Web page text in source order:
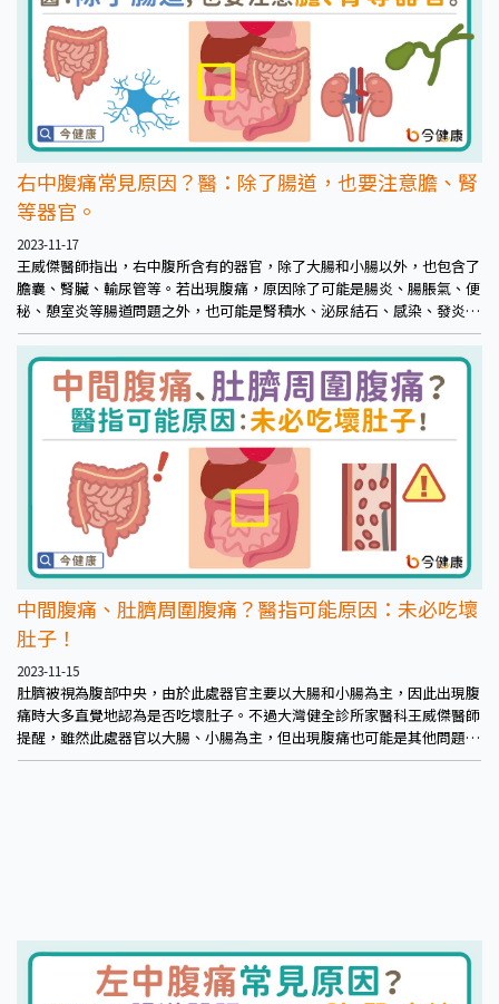
右中腹痛常見原因？醫：除了腸道，也要注意膽、腎
等器官。
2023-11-17
王威傑醫師指出，右中腹所含有的器官，除了大腸和小腸以外，也包含了
膽囊、腎臟、輸尿管等。若出現腹痛，原因除了可能是腸炎、腸脹氣、便
秘、憩室炎等腸道問題之外，也可能是腎積水、泌尿結石、感染、發炎
等。少數的膽囊炎、俗稱皮蛇的帶狀皰疹、肌肉筋膜或肋骨形成發炎也都
可能在此發生形成疼痛。
中間腹痛、肚臍周圍腹痛？醫指可能原因：未必吃壞
肚子！
2023-11-15
肚臍被視為腹部中央，由於此處器官主要以大腸和小腸為主，因此出現腹
痛時大多直覺地認為是否吃壞肚子。不過大灣健全診所家醫科王威傑醫師
提醒，雖然此處器官以大腸、小腸為主，但出現腹痛也可能是其他問題，
若有出現不尋常徵兆、腹痛改善不了，還是得盡早就醫。